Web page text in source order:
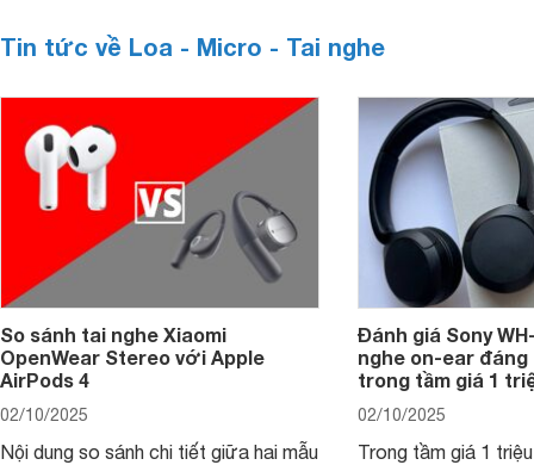
Tin tức về Loa - Micro - Tai nghe
So sánh tai nghe Xiaomi
OpenWear Stereo với Apple
AirPods 4
02/10/2025
Nội dung so sánh chi tiết giữa hai mẫu
Đánh giá Sony
nghe on-ear đáng
trong tầm giá 1
02/10/2025
Trong tầm giá 1